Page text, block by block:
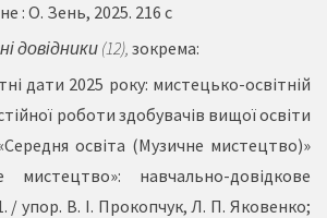
: О. Зень, 2025. 216 с
довідники (12), зокрема:
дати 2025 року: мистецько-освітній
роботи здобувачів вищої освіти
освіта (Музичне мистецтво)»
навчально-довідкове
/ упор. В. І. Прокопчук, Л. П. Яковенко;